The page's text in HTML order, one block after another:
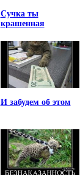
Сучка ты
крашенная
И забудем об этом